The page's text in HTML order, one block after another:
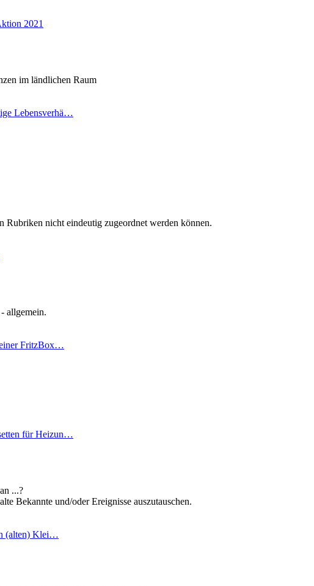
2021
im ländlichen Raum
Lebensverhä…
Rubriken nicht eindeutig zugeordnet werden können.
allgemein.
FritzBox…
für Heizun…
...?
Bekannte und/oder Ereignisse auszutauschen.
(alten) Klei…